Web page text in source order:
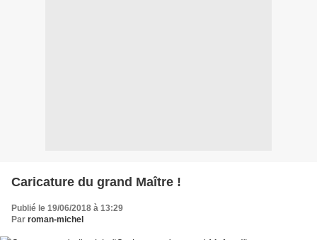
Caricature du grand Maître !
Publié le 19/06/2018 à 13:29
Par roman-michel